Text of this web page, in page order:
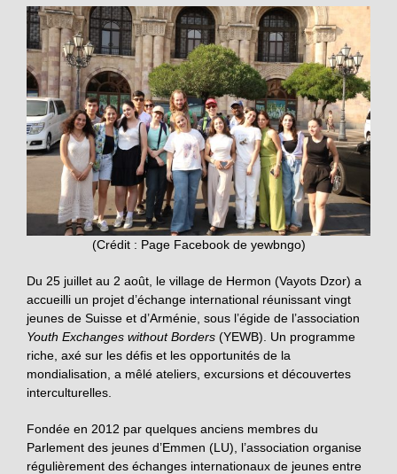
(Crédit : Page Facebook de yewbngo)
Du 25 juillet au 2 août, le village de Hermon (Vayots Dzor) a
accueilli un projet d’échange international réunissant vingt
jeunes de Suisse et d’Arménie, sous l’égide de l’association
Youth Exchanges without Borders (YEWB). Un programme
riche, axé sur les défis et les opportunités de la
mondialisation, a mêlé ateliers, excursions et découvertes
interculturelles.
Fondée en 2012 par quelques anciens membres du
Parlement des jeunes d’Emmen (LU), l’association organise
régulièrement des échanges internationaux de jeunes entre